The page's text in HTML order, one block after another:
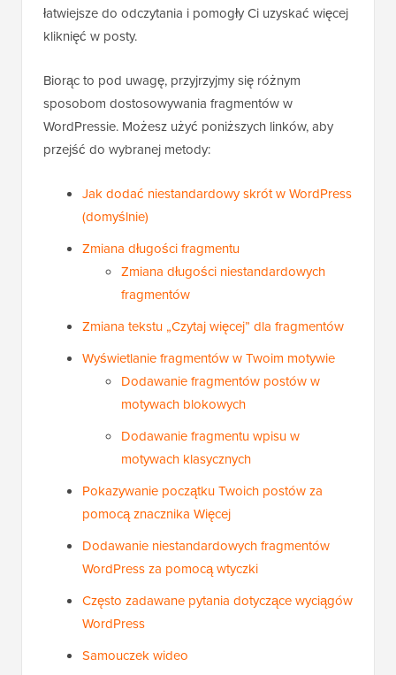
łatwiejsze do odczytania i pomogły Ci uzyskać więcej
kliknięć w posty.
Biorąc to pod uwagę, przyjrzyjmy się różnym
sposobom dostosowywania fragmentów w
WordPressie. Możesz użyć poniższych linków, aby
przejść do wybranej metody:
Jak dodać niestandardowy skrót w WordPress
(domyślnie)
Zmiana długości fragmentu
Zmiana długości niestandardowych
fragmentów
Zmiana tekstu „Czytaj więcej” dla fragmentów
Wyświetlanie fragmentów w Twoim motywie
Dodawanie fragmentów postów w
motywach blokowych
Dodawanie fragmentu wpisu w
motywach klasycznych
Pokazywanie początku Twoich postów za
pomocą znacznika Więcej
Dodawanie niestandardowych fragmentów
WordPress za pomocą wtyczki
Często zadawane pytania dotyczące wyciągów
WordPress
Samouczek wideo